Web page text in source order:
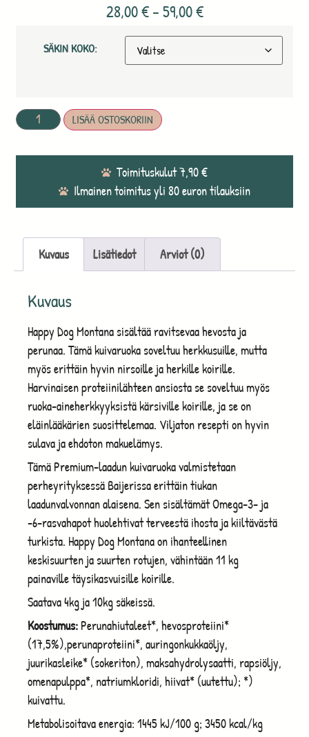
28,00€ –59,00€
SÄKIN KOKO:
LISÄÄ OSTOSKORIIN
Toimituskulut 7,90 €
Ilmainen toimitus yli 80 euron tilauksiin
Kuvaus Lisätiedot Arviot (0)
Kuvaus
Happy Dog Montana sisältää ravitsevaa hevosta ja
perunaa. Tämä kuivaruoka soveltuu herkkusuille, mutta
myös erittäin hyvin nirsoille ja herkille koirille.
Harvinaisen proteiinilähteen ansiosta se soveltuu myös
ruoka-aineherkkyyksistä kärsiville koirille, ja se on
eläinlääkärien suosittelemaa. Viljaton resepti on hyvin
sulava ja ehdoton makuelämys.
Tämä Premium-laadun kuivaruoka valmistetaan
perheyrityksessä Baijerissa erittäin tiukan
laadunvalvonnan alaisena. Sen sisältämät Omega-3- ja
-6-rasvahapot huolehtivat terveestä ihosta ja kiiltävästä
turkista. Happy Dog Montana on ihanteellinen
keskisuurten ja suurten rotujen, vähintään 11 kg
painaville täysikasvuisille koirille.
Saatava 4kg ja 10kg säkeissä.
Koostumus: Perunahiutaleet*, hevosproteiini*
(17,5%),perunaproteiini*, auringonkukkaöljy,
juurikasleike* (sokeriton), maksahydrolysaatti, rapsiöljy,
omenapulppa*, natriumkloridi, hiivat* (uutettu); *)
kuivattu.
Metabolisoitava energia: 1445 kJ/100 g; 3450 kcal/kg